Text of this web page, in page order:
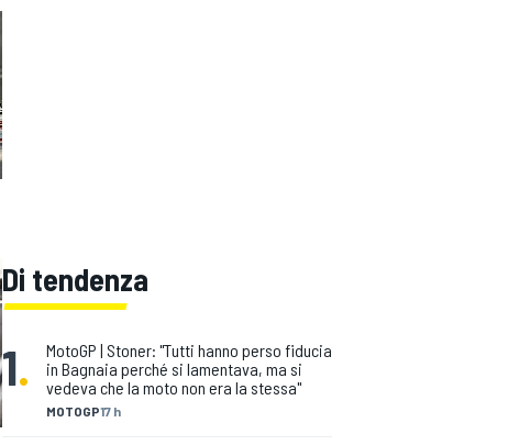
Di tendenza
1.
MOTOGP17 h
MotoGP | Stoner: "Tutti hanno perso fiducia
in Bagnaia perché si lamentava, ma si
vedeva che la moto non era la stessa"